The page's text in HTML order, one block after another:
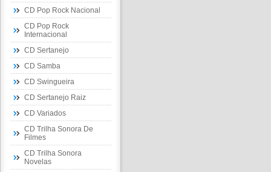
CD Pop Rock Nacional
CD Pop Rock
Internacional
CD Sertanejo
CD Samba
CD Swingueira
CD Sertanejo Raiz
CD Variados
CD Trilha Sonora De
Filmes
CD Trilha Sonora
Novelas